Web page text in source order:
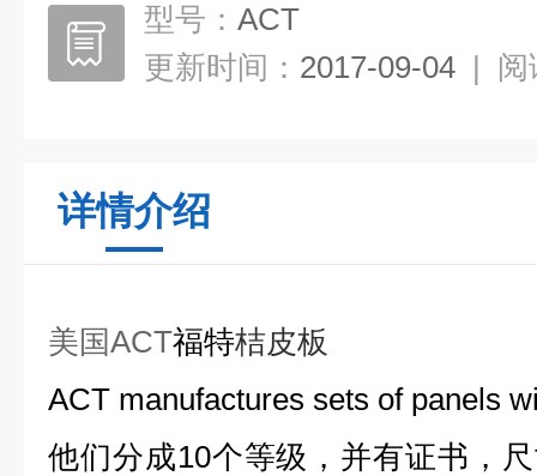
型号： ACT
更新时间： 2017-09-04 | 阅
详情介绍
美国ACT福特桔皮板
ACT manufactures sets of panels
他们分成10个等级，并有证书，